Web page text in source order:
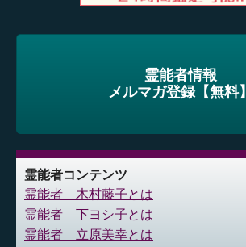
霊能者情報
メルマガ登録【無料】
霊能者コンテンツ
霊能者 木村藤子とは
霊能者 下ヨシ子とは
霊能者 立原美幸とは